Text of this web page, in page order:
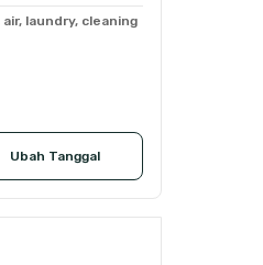
laundry, cleaning
Ubah Tanggal